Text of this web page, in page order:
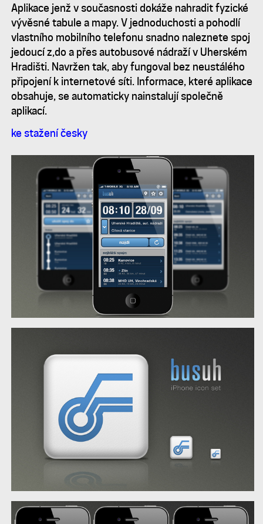
Aplikace jenž v současnosti dokáže nahradit fyzické
vývěsné tabule a mapy. V jednoduchosti a pohodlí
vlastního mobilního telefonu snadno naleznete spoj
jedoucí z,do a přes autobusové nádraží v Uherském
Hradišti. Navržen tak, aby fungoval bez neustálého
připojení k internetové síti. Informace, které aplikace
obsahuje, se automaticky nainstalují společně
aplikací.
ke stažení česky